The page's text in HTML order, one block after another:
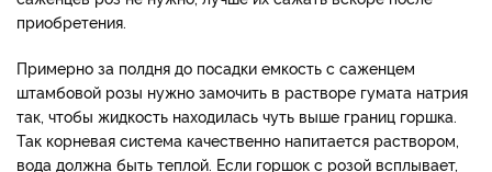
приобретения.
Примерно за полдня до посадки емкость с саженцем
штамбовой розы нужно замочить в растворе гумата натрия
так, чтобы жидкость находилась чуть выше границ горшка.
Так корневая система качественно напитается раствором,
вода должна быть теплой. Если горшок с розой всплывает,